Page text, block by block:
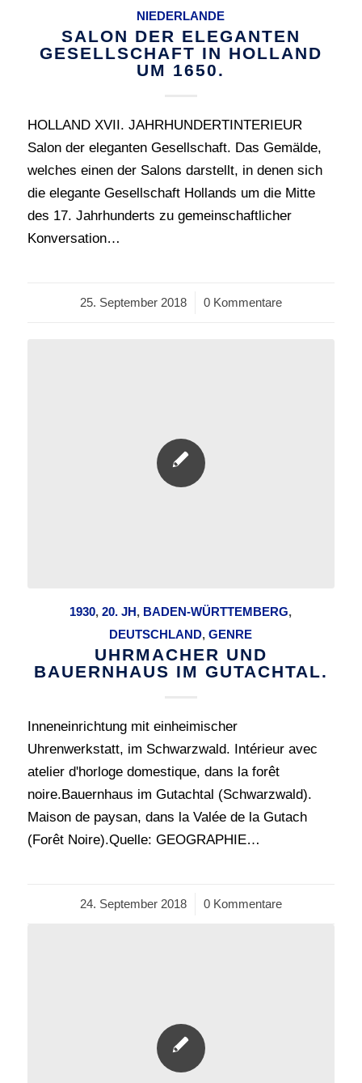
NIEDERLANDE
SALON DER ELEGANTEN
GESELLSCHAFT IN HOLLAND
UM 1650.
HOLLAND XVII. JAHRHUNDERTINTERIEUR
Salon der eleganten Gesellschaft. Das Gemälde,
welches einen der Salons darstellt, in denen sich
die elegante Gesellschaft Hollands um die Mitte
des 17. Jahrhunderts zu gemeinschaftlicher
Konversation…
25. September 2018
/ 0 Kommentare
1930,20. JH, BADEN-WÜRTTEMBERG,
DEUTSCHLAND,GENRE
UHRMACHER UND
BAUERNHAUS IM GUTACHTAL.
Inneneinrichtung mit einheimischer
Uhrenwerkstatt, im Schwarzwald. Intérieur avec
atelier d'horloge domestique, dans la forêt
noire.Bauernhaus im Gutachtal (Schwarzwald).
Maison de paysan, dans la Valée de la Gutach
(Forêt Noire).Quelle: GEOGRAPHIE…
24. September 2018
/ 0 Kommentare